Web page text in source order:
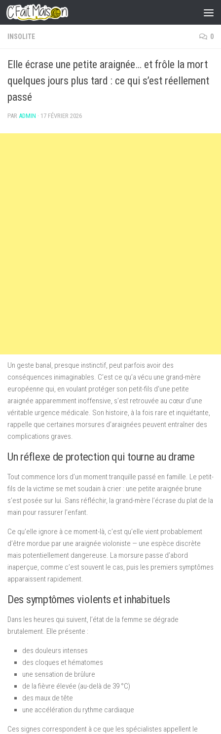
Skip to content
INSOLITE 0
Elle écrase une petite araignée… et frôle la mort
quelques jours plus tard : ce qui s’est réellement
passé
PAR ADMIN · 17 FÉVRIER 2026
Un geste banal, presque instinctif, peut parfois avoir des
conséquences inimaginables. C’est ce qu’a vécu une grand-mère
européenne qui, en voulant protéger son petit-fils d’une petite
araignée apparemment inoffensive, s’est retrouvée au cœur d’une
véritable urgence médicale. Son histoire, à la fois rare et inquiétante,
rappelle que certaines morsures d’araignées peuvent entraîner des
complications graves.
Un réflexe de protection qui tourne au drame
Tout commence lors d’un moment tranquille passé en famille. Le petit-
fils de la victime se met soudain à crier : une petite araignée brune
s’est posée sur lui. Sans réfléchir, la grand-mère l’écrase du plat de la
main pour rassurer l’enfant.
Ce qu’elle ignore à ce moment-là, c’est qu’elle vient probablement
d’être mordue par une araignée violoniste — une espèce discrète
mais potentiellement dangereuse. La morsure passe d’abord
inaperçue, comme c’est souvent le cas, puis les premiers symptômes
apparaissent rapidement.
Des symptômes violents et inhabituels
Dans les heures qui suivent, l’état de la femme se dégrade
brutalement. Elle présente :
des douleurs intenses
des cloques et hématomes
une sensation de brûlure
de la fièvre élevée (au-delà de 39 °C)
des maux de tête
une accélération du rythme cardiaque
Ces signes correspondent à ce que les spécialistes appellent le